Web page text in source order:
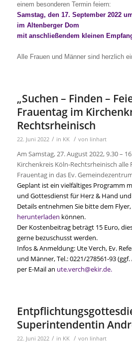
einem besonderen Termin feiern:
Samstag, den 17. September 2022
im Altenberger Dom
mit anschließendem kleinen
Alle Frauen und Männer sind herzlich
„Suchen – Finden –
Frauentag im
Rechtsrheinisch
22. Juni 2022 / in KK / von linhart
Am Samstag, 27. August 2022, 9.30 –
Kirchenkreis Köln-Rechtsrheinisch alle
Frauentag in das Ev.
Geplant ist ein vielfältiges Programm
und Gottesdienst für Herz & Hand und
Details entnehmen Sie bitte dem Flyer,
herunterladen können.
Der Kostenbeitrag beträgt 15 Euro,
gerne bezuschusst werden.
Infos & Anmeldung: Ute Verch, Ev.
und Männer, Tel.: 0221/278561-93
per E-Mail an ute.verch@ekir.de.
Superintendentin
22. Juni 2022 / in KK / von linhart